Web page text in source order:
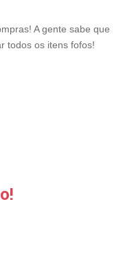
A gente sabe que
todos os itens fofos!